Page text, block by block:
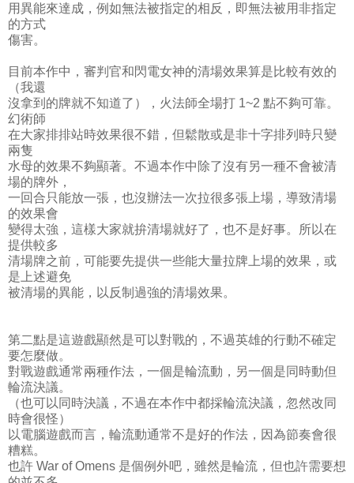
用異能來達成，例如無法被指定的相反，即無法被用非指定
的方式
傷害。
目前本作中，審判官和閃電女神的清場效果算是比較有效的
（我還
沒拿到的牌就不知道了），火法師全場打 1~2 點不夠可靠。
幻術師
在大家排排站時效果很不錯，但鬆散或是非十字排列時只變
兩隻
水母的效果不夠顯著。不過本作中除了沒有另一種不會被清
場的牌外，
一回合只能放一張，也沒辦法一次拉很多張上場，導致清場
的效果會
變得太強，這樣大家就拚清場就好了，也不是好事。所以在
提供較多
清場牌之前，可能要先提供一些能大量拉牌上場的效果，或
是上述避免
被清場的異能，以反制過強的清場效果。
第二點是這遊戲顯然是可以對戰的，不過英雄的行動不確定
要怎麼做。
對戰遊戲通常兩種作法，一個是輪流動，另一個是同時動但
輪流決議。
（也可以同時決議，不過在本作中都採輪流決議，忽然改同
時會很怪）
以電腦遊戲而言，輪流動通常不是好的作法，因為節奏會很
糟糕。
也許 War of Omens 是個例外吧，雖然是輪流，但也許需要想